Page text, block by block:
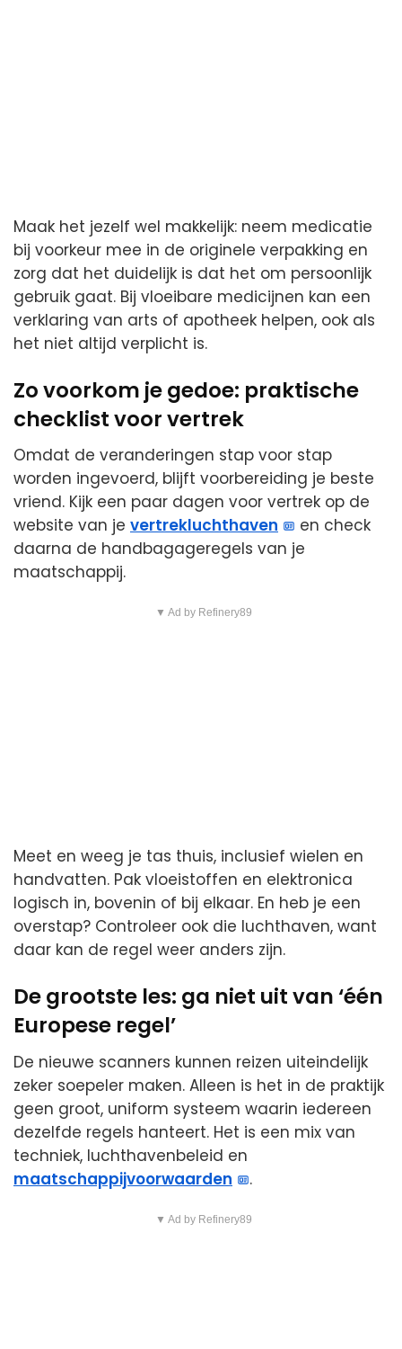
Maak het jezelf wel makkelijk: neem medicatie
bij voorkeur mee in de originele verpakking en
zorg dat het duidelijk is dat het om persoonlijk
gebruik gaat. Bij vloeibare medicijnen kan een
verklaring van arts of apotheek helpen, ook als
het niet altijd verplicht is.
Zo voorkom je gedoe: praktische
checklist voor vertrek
Omdat de veranderingen stap voor stap
worden ingevoerd, blijft voorbereiding je beste
vriend. Kijk een paar dagen voor vertrek op de
website van je vertrekluchthaven
en check
daarna de handbagageregels van je
maatschappij.
▼ Ad by Refinery89
Meet en weeg je tas thuis, inclusief wielen en
handvatten. Pak vloeistoffen en elektronica
logisch in, bovenin of bij elkaar. En heb je een
overstap? Controleer ook die luchthaven, want
daar kan de regel weer anders zijn.
De grootste les: ga niet uit van ‘één
Europese regel’
De nieuwe scanners kunnen reizen uiteindelijk
zeker soepeler maken. Alleen is het in de praktijk
geen groot, uniform systeem waarin iedereen
dezelfde regels hanteert. Het is een mix van
techniek, luchthavenbeleid en
maatschappijvoorwaarden
.
▼ Ad by Refinery89